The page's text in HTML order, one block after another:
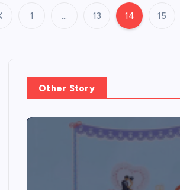
П
и
н
а
1 … 13 14 15
Other Story